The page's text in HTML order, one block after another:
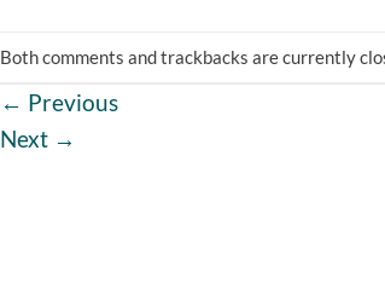
Both comments and trackbacks are currently
← Previous
Next →